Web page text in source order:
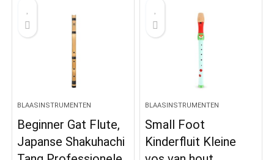
BLAASINSTRUMENTEN
Beginner Gat Flute,
Japanse Shakuhachi
BLAASINSTRUMENTEN
Small Foot
Kinderfluit Kleine